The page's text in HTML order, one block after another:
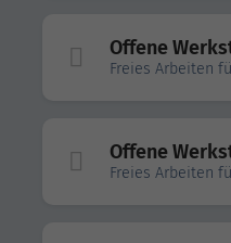
Offene
Freies Arbeiten
Offene
Freies Arbeiten